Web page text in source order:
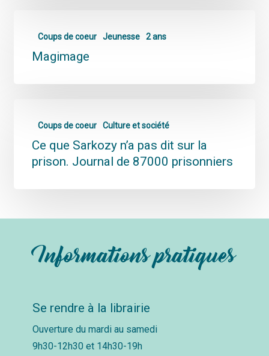
Coups de coeur Jeunesse 2 ans
Magimage
Coups de coeur Culture et société
Ce que Sarkozy n’a pas dit sur la
prison. Journal de 87000 prisonniers
Informations pratiques
Se rendre à la librairie
Ouverture du mardi au samedi
9h30-12h30 et 14h30-19h